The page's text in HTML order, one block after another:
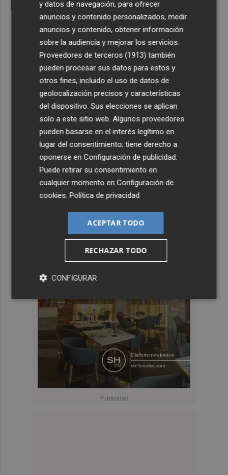
y datos de navegación, para ofrecer
anuncios y contenido personalizados, medir
anuncios y contenido, obtener información
sobre la audiencia y mejorar los servicios.
Proveedores de terceros (1913) también
pueden procesar sus datos para estos y
otros fines, incluido el uso de datos de
geolocalización precisos y características
del dispositivo. Sus elecciones se aplican
solo a este sitio web. Algunos proveedores
pueden basarse en el interés legítimo en
lugar del consentimiento; tiene derecho a
oponerse enConfiguración de publicidad
Puede retirar su consentimiento en
cualquier momento enConfiguración de
cookies .Política de privacidad
ACEPTAR TODO
RECHAZAR TODO
CONFIGURAR